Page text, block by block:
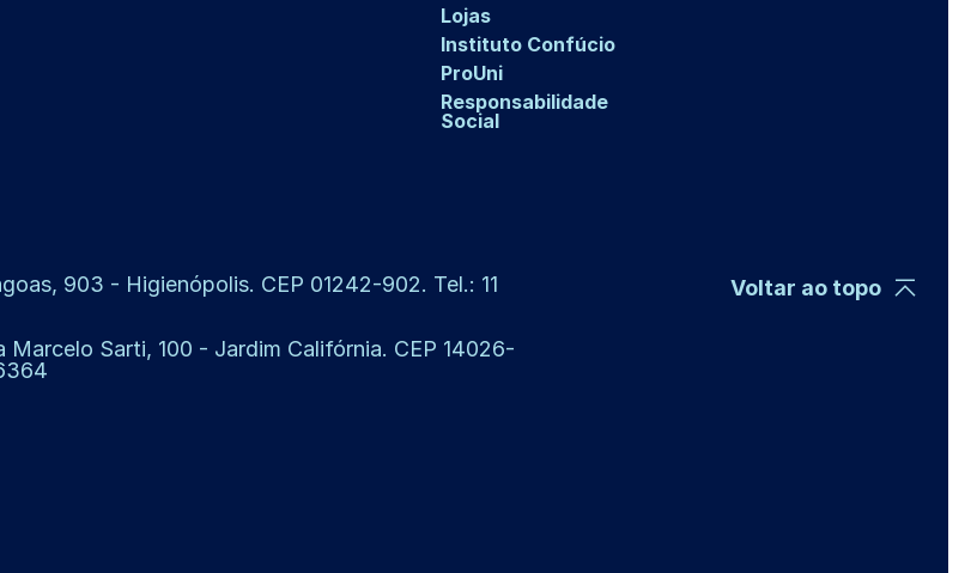
Lojas
Instituto Confúcio
ProUni
Responsabilidade
Social
903 - Higienópolis. CEP 01242-902. Tel.: 11
Marcelo Sarti, 100 - Jardim Califórnia. CEP 14026-
Voltar ao topo